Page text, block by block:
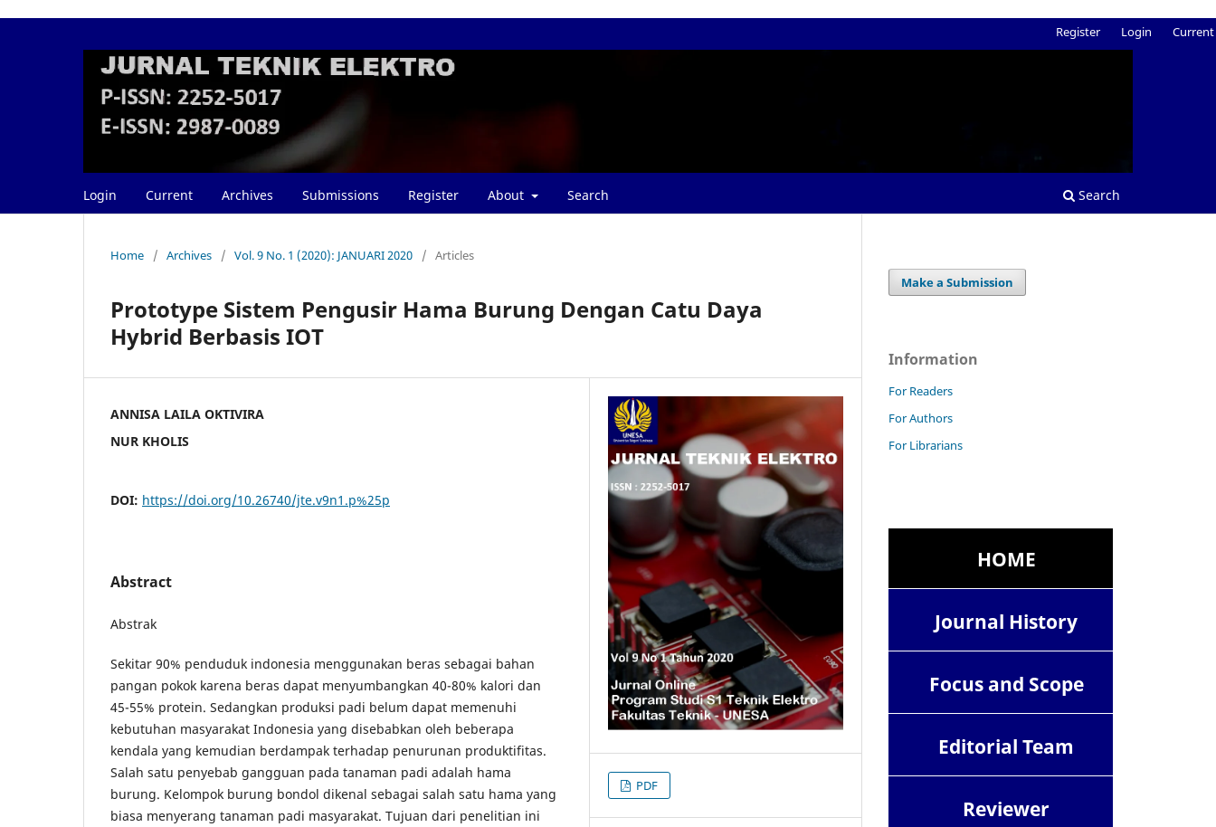
Login Current Archives Submissions Register About Search Search
Register Login Current
Home / Archives / Vol. 9 No. 1 (2020): JANUARI 2020 / Articles
Prototype Sistem Pengusir Hama Burung Dengan Catu Daya
Hybrid Berbasis IOT
ANNISA LAILA OKTIVIRA
NUR KHOLIS
DOI: https://doi.org/10.26740/jte.v9n1.p%25p
Abstract
Abstrak
Sekitar 90% penduduk indonesia menggunakan beras sebagai bahan
pangan pokok karena beras dapat menyumbangkan 40-80% kalori dan
45-55% protein. Sedangkan produksi padi belum dapat memenuhi
kebutuhan masyarakat Indonesia yang disebabkan oleh beberapa
kendala yang kemudian berdampak terhadap penurunan produktifitas.
Salah satu penyebab gangguan pada tanaman padi adalah hama
burung. Kelompok burung bondol dikenal sebagai salah satu hama yang
biasa menyerang tanaman padi masyarakat. Tujuan dari penelitian ini
PDF
Make a Submission
Information
For Readers
For Authors
For Librarians
HOME
Journal History
Focus and Scope
Editorial Team
Reviewer